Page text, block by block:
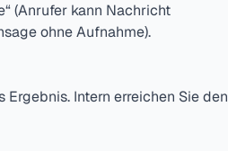
(Anrufer kann Nachricht
ohne Aufnahme).
Intern erreichen Sie den